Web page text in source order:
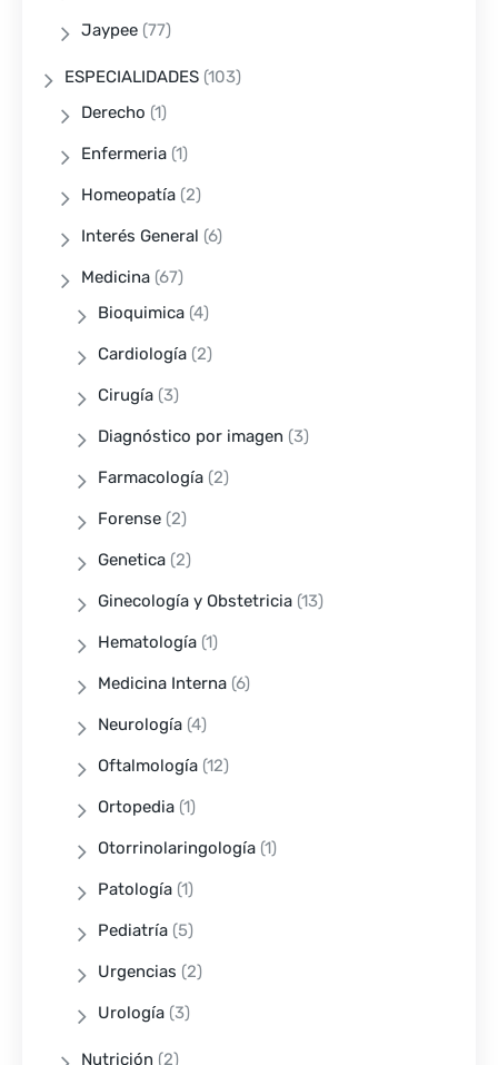
Jaypee (77)
ESPECIALIDADES (103)
Derecho (1)
Enfermeria (1)
Homeopatía (2)
Interés General (6)
Medicina (67)
Bioquimica (4)
Cardiología (2)
Cirugía (3)
Diagnóstico por imagen (3)
Farmacología (2)
Forense (2)
Genetica (2)
Ginecología y Obstetricia (13)
Hematología (1)
Medicina Interna (6)
Neurología (4)
Oftalmología (12)
Ortopedia (1)
Otorrinolaringología (1)
Patología (1)
Pediatría (5)
Urgencias (2)
Urología (3)
Nutrición (2)